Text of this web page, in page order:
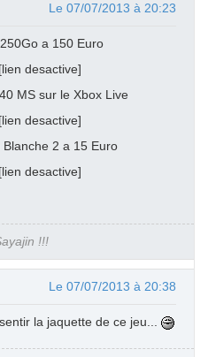
Le 07/07/2013 à 20:23
a 150 Euro
desactive]
MS sur le Xbox Live
desactive]
Blanche 2 a 15 Euro
desactive]
!!!
Le 07/07/2013 à 20:38
la jaquette de ce jeu...